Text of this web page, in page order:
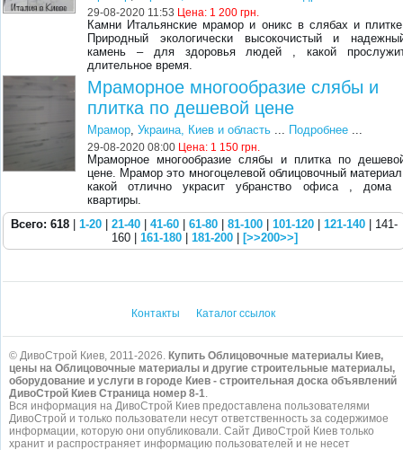
29-08-2020 11:53 Цена: 1 200 грн.
Камни Итальянские мрамор и оникс в слябах и
Природный экологически высокочистый и
камень – для здоровья людей , какой
длительное время.
Мраморное многообразие слябы и
плитка по дешевой цене
Мрамор,Украина, Киев и область ... Подробнее ...
29-08-2020 08:00 Цена: 1 150 грн.
Мраморное многообразие слябы и плитка по
цене. Мрамор это многоцелевой облицовочный
какой отлично украсит убранство офиса , дома
квартиры.
Всего: 618
1-20 21-40 41-60 61-80 81-100 101-120 121-140 | 141-
160 | 161-180| 181-200| [>>200>>]
Контакты Каталог ссылок
© ДивоСтрой Киев, 2011-2026. Купить Облицовочные материалы Киев,
цены на Облицовочные материалы и другие строительные материалы,
оборудование и услуги в городе Киев - строительная доска объявлений
ДивоСтрой Киев Страница номер 8-1.
Вся информация на ДивоСтрой Киев предоставлена пользователями
ДивоСтрой и только пользователи несут ответственность за содержимое
информации, которую они опубликовали. Сайт ДивоСтрой Киев только
хранит и распространяет информацию пользователей и не несет